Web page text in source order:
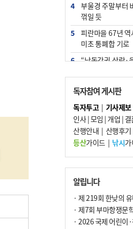
4
부울경 주말부터
꺾일 듯
5
피란마을 67년
미초 통폐합 기로
6
“낙동강권 삼락·
7
오늘의 날씨-
8
[사설] 해수부 신
수도 도약의 전환
9
외국인 선원 ‘인
우려가 현실로
10 르노 못 타는 부
힌 지역기업 응원
독자참여 게시판
독자투고| 기사제보
인사|모임 | 개업 |
산행안내 | 산행후기
등산가이드| 낚시
알립니다
· 제 219회 한낮의
· 제7회 부마항쟁문
· 2026 국제 어린이